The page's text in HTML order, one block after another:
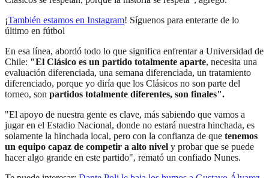
¡También estamos en Instagram! Síguenos para enterarte de lo
último en fútbol
En esa línea, abordó todo lo que significa enfrentar a Universidad de
Chile: "El Clásico es un partido totalmente aparte, necesita una
evaluación diferenciada, una semana diferenciada, un tratamiento
diferenciado, porque yo diría que los Clásicos no son parte del
torneo, son partidos totalmente diferentes, son finales".
"El apoyo de nuestra gente es clave, más sabiendo que vamos a
jugar en el Estadio Nacional, donde no estará nuestra hinchada, es
solamente la hinchada local, pero con la confianza de que tenemos
un equipo capaz de competir a alto nivel y probar que se puede
hacer algo grande en este partido", remató un confiado Nunes.